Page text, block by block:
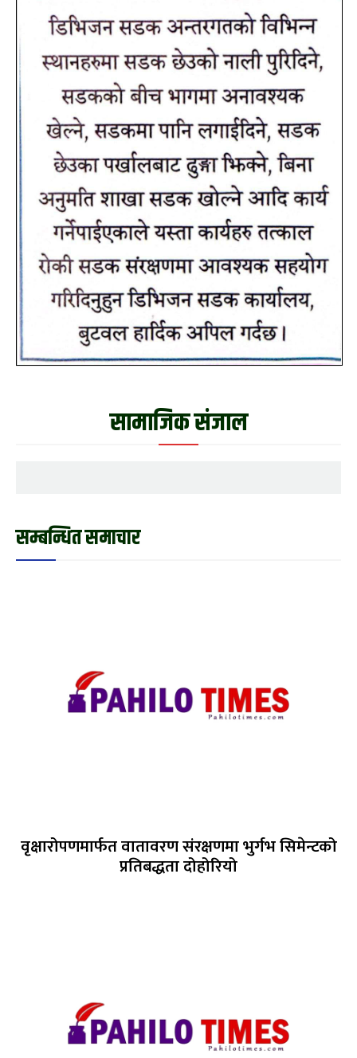
सामाजिक संजाल
सम्बन्धित समाचार
वृक्षारोपणमार्फत वातावरण संरक्षणमा भुर्गभ सिमेन्टको
प्रतिबद्धता दोहोरियो